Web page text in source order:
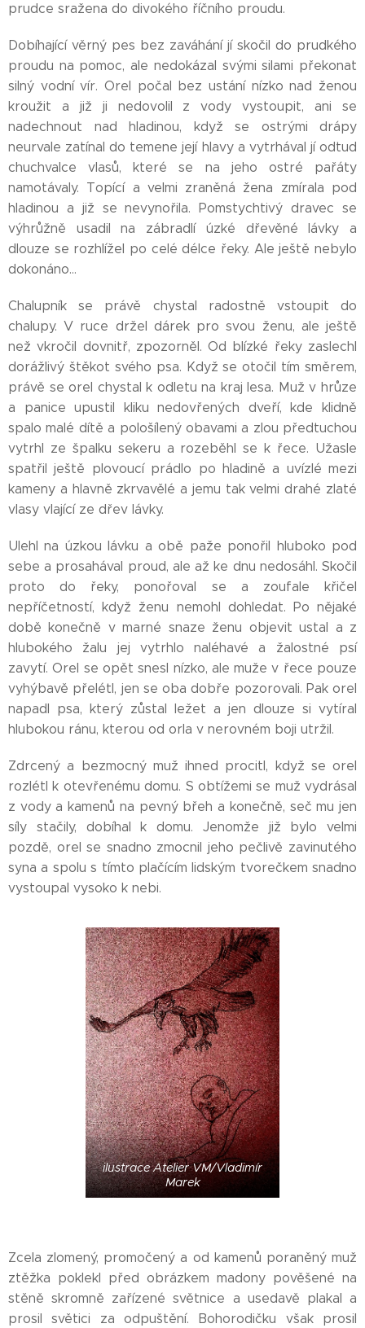
prudce sražena do divokého říčního proudu.
Dobíhající věrný pes bez zaváhání jí skočil do prudkého
proudu na pomoc, ale nedokázal svými silami překonat
silný vodní vír. Orel počal bez ustání nízko nad ženou
kroužit a již ji nedovolil z vody vystoupit, ani se
nadechnout nad hladinou, když se ostrými drápy
neurvale zatínal do temene její hlavy a vytrhával jí odtud
chuchvalce vlasů, které se na jeho ostré pařáty
namotávaly. Topící a velmi zraněná žena zmírala pod
hladinou a již se nevynořila. Pomstychtivý dravec se
výhrůžně usadil na zábradlí úzké dřevěné lávky a
dlouze se rozhlížel po celé délce řeky. Ale ještě nebylo
dokonáno...
Chalupník se právě chystal radostně vstoupit do
chalupy. V ruce držel dárek pro svou ženu, ale ještě
než vkročil dovnitř, zpozorněl. Od blízké řeky zaslechl
dorážlivý štěkot svého psa. Když se otočil tím směrem,
právě se orel chystal k odletu na kraj lesa. Muž v hrůze
a panice upustil kliku nedovřených dveří, kde klidně
spalo malé dítě a pološílený obavami a zlou předtuchou
vytrhl ze špalku sekeru a rozeběhl se k řece. Užasle
spatřil ještě plovoucí prádlo po hladině a uvízlé mezi
kameny a hlavně zkrvavělé a jemu tak velmi drahé zlaté
vlasy vlající ze dřev lávky.
Ulehl na úzkou lávku a obě paže ponořil hluboko pod
sebe a prosahával proud, ale až ke dnu nedosáhl. Skočil
proto do řeky, ponořoval se a zoufale křičel
nepříčetností, když ženu nemohl dohledat. Po nějaké
době konečně v marné snaze ženu objevit ustal a z
hlubokého žalu jej vytrhlo naléhavé a žalostné psí
zavytí. Orel se opět snesl nízko, ale muže v řece pouze
vyhýbavě přelétl, jen se oba dobře pozorovali. Pak orel
napadl psa, který zůstal ležet a jen dlouze si vytíral
hlubokou ránu, kterou od orla v nerovném boji utržil.
Zdrcený a bezmocný muž ihned procitl, když se orel
rozlétl k otevřenému domu. S obtížemi se muž vydrásal
z vody a kamenů na pevný břeh a konečně, seč mu jen
síly stačily, dobíhal k domu. Jenomže již bylo velmi
pozdě, orel se snadno zmocnil jeho pečlivě zavinutého
syna a spolu s tímto plačícím lidským tvorečkem snadno
vystoupal vysoko k nebi.
ilustrace Atelier VM/Vladimír
Marek
Zcela zlomený, promočený a od kamenů poraněný muž
ztěžka poklekl před obrázkem madony pověšené na
stěně skromně zařízené světnice a usedavě plakal a
prosil světici za odpuštění. Bohorodičku však prosil